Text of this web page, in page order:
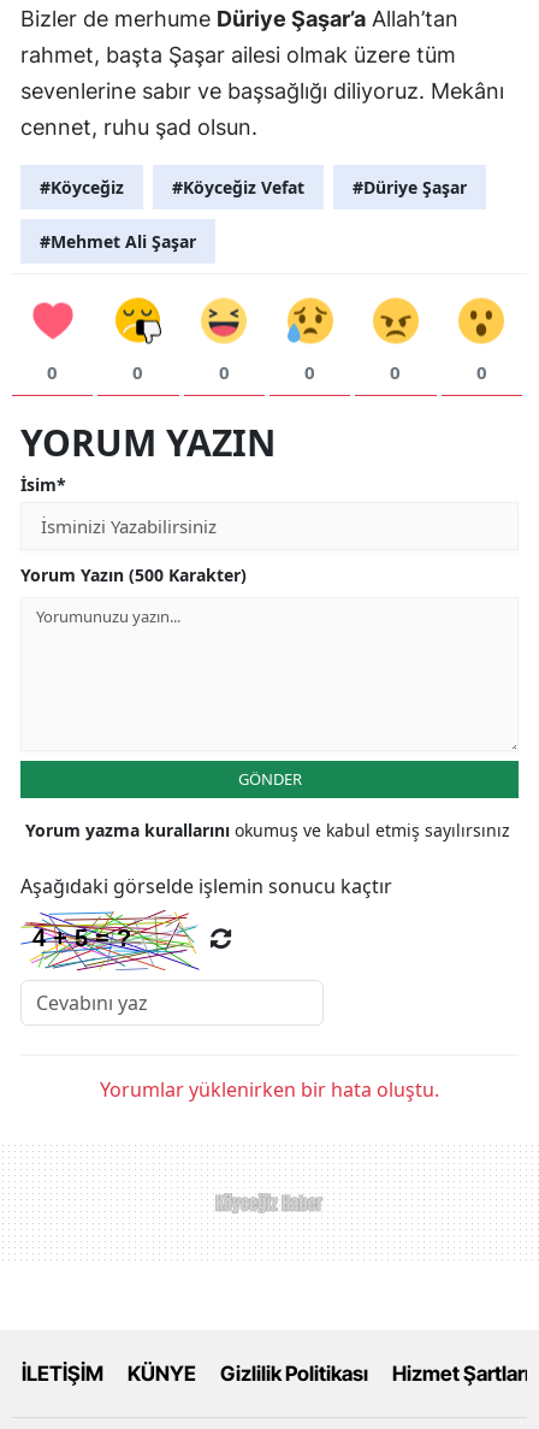
Bizler de merhume Düriye Şaşar’a Allah’tan
rahmet, başta Şaşar ailesi olmak üzere tüm
sevenlerine sabır ve başsağlığı diliyoruz. Mekânı
cennet, ruhu şad olsun.
#Köyceğiz #Köyceğiz Vefat #Düriye Şaşar
#Mehmet Ali Şaşar
0 0 0 0 0 0
YORUM YAZIN
İsim*
Yorum Yazın (500 Karakter)
GÖNDER
Yorum yazma kurallarını okumuş ve kabul etmiş sayılırsınız
Aşağıdaki görselde işlemin sonucu kaçtır
Yorumlar yüklenirken bir hata oluştu.
İLETİŞİM KÜNYE Gizlilik Politikası Hizmet Şartları